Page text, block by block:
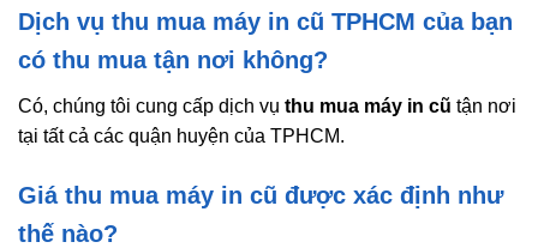
Dịch vụ thu mua máy in cũ TPHCM của bạn
có thu mua tận nơi không?
Có, chúng tôi cung cấp dịch vụ thu mua máy in cũ tận nơi
tại tất cả các quận huyện của TPHCM.
Giá thu mua máy in cũ được xác định như
thế nào?